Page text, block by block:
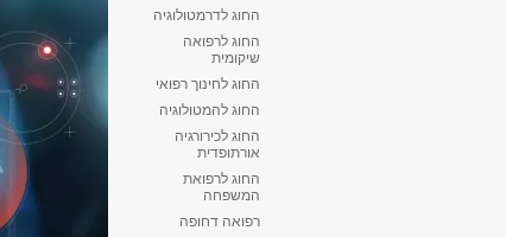
החוג לדרמטולוגיה
החוג לרפואה
שיקומית
החוג לחינוך רפואי
החוג להמטולוגיה
החוג לכירורגיה
אורתופדית
החוג לרפואת
המשפחה
רפואה דחופה